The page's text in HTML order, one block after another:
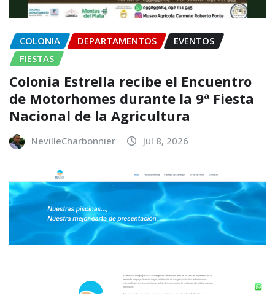
COLONIA DEPARTAMENTOS
EVENTOS
FIESTAS
Colonia Estrella recibe el Encuentro
de Motorhomes durante la 9ª Fiesta
Nacional de la Agricultura
NevilleCharbonnier Jul 8, 2026